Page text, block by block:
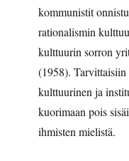
kommunistit
rationalismin
kulttuurin sorron
(1958).
kulttuurinen ja
kuorimaan pois
ihmisten mielistä.